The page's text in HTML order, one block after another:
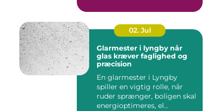
02. Jul
Glarmester i lyngby når
glas kræver faglighed og
præcision
En glarmester i Lyngby
spiller en vigtig rolle, når
ruder sprænger, boligen skal
energioptimeres, el...